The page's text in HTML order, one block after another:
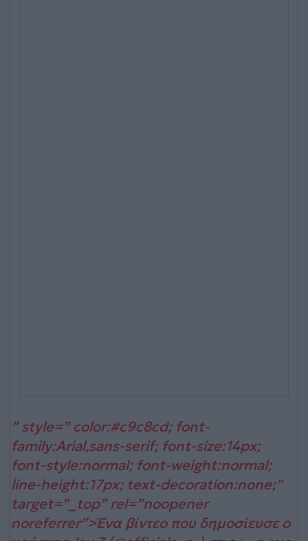
” style=” color:#c9c8cd; font-
family:Arial,sans-serif; font-size:14px;
font-style:normal; font-weight:normal;
line-height:17px; text-decoration:none;”
target=”_top” rel=”noopener
noreferrer”>Ένα βίντεο που δημοσίευσε ο